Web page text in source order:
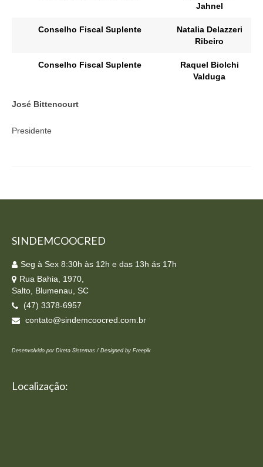
Jahnel
Conselho Fiscal Suplente
Natalia Delazzeri
Ribeiro
Conselho Fiscal Suplente
Raquel Biolchi
Valduga
José Bittencourt
Presidente
SINDEMCOOCRED
Seg à Sex 8:30h às 12h e das 13h ás 17h
Rua Bahia, 1970,
Salto, Blumenau, SC
(47) 3378-6957
contato@sindemcoocred.com.br
Desenvolvido por Direta Sistemas / Designed by Freepik
Localização: